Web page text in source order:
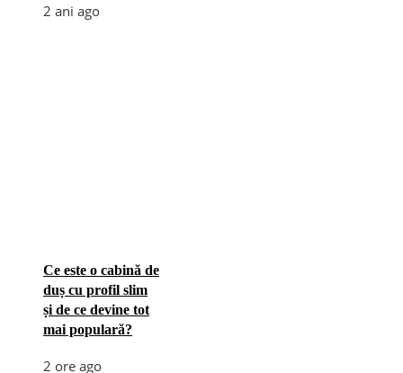
2 ani ago
Ce este o cabină de
duș cu profil slim
și de ce devine tot
mai populară?
2 ore ago